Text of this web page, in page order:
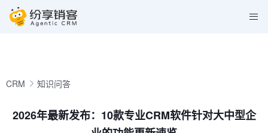
CRM 知识问答
2026年最新发布：10款专业CRM软件针对大中型企